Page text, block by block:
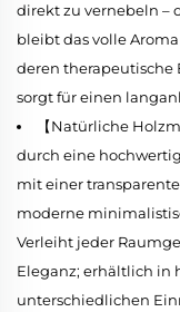
direkt zu vernebeln –
bleibt das volle
deren therapeutische
sorgt für einen
【Natürliche
durch eine
mit einer
moderne
Verleiht jeder
Eleganz; erhältlich in
unterschiedlichen